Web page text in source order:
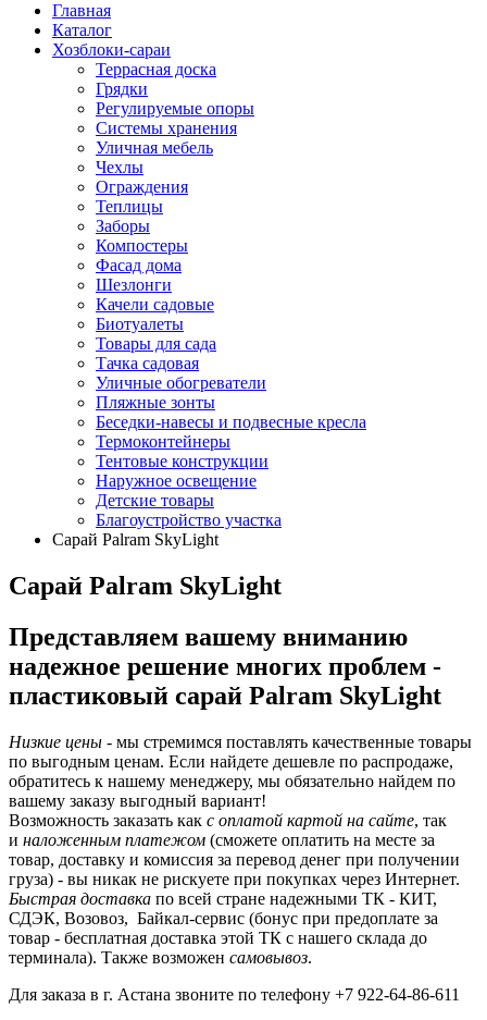
Главная
Каталог
Хозблоки-сараи
Террасная доска
Грядки
Регулируемые опоры
Системы хранения
Уличная мебель
Чехлы
Ограждения
Теплицы
Заборы
Компостеры
Фасад дома
Шезлонги
Качели садовые
Биотуалеты
Товары для сада
Тачка садовая
Уличные обогреватели
Пляжные зонты
Беседки-навесы и подвесные кресла
Термоконтейнеры
Тентовые конструкции
Наружное освещение
Детские товары
Благоустройство участка
Сарай Palram SkyLight
Сарай Palram SkyLight
Представляем вашему вниманию
надежное решение многих проблем -
пластиковый сарай Palram SkyLight
Низкие цены - мы стремимся поставлять качественные товары
по выгодным ценам. Если найдете дешевле по распродаже,
обратитесь к нашему менеджеру, мы обязательно найдем по
вашему заказу выгодный вариант!
Возможность заказать как с оплатой картой на сайте, так
и наложенным платежом (сможете оплатить на месте за
товар, доставку и комиссия за перевод денег при получении
груза) - вы никак не рискуете при покупках через Интернет.
Быстрая доставка по всей стране надежными ТК - КИТ,
СДЭК, Возовоз, Байкал-сервис (бонус при предоплате за
товар - бесплатная доставка этой ТК с нашего склада до
терминала). Также возможен самовывоз.
Для заказа в г. Астана звоните по телефону +7 922-64-86-611